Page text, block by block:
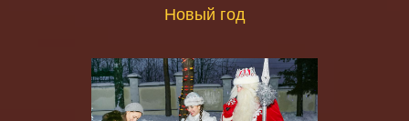
Новый год